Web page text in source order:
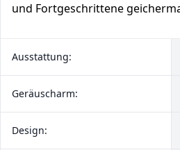
und Fortgeschrittene
Ausstattung:
Geräuscharm:
Design: